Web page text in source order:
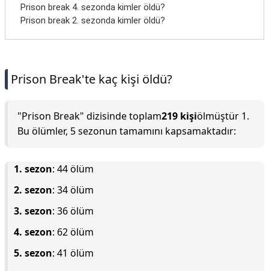
Prison break 4. sezonda kimler öldü?
Prison break 2. sezonda kimler öldü?
Prison Break'te kaç kişi öldü?
"Prison Break" dizisinde toplam219 kişiölmüştür 1.
Bu ölümler, 5 sezonun tamamını kapsamaktadır:
1. sezon: 44 ölüm
2. sezon: 34 ölüm
3. sezon: 36 ölüm
4. sezon: 62 ölüm
5. sezon: 41 ölüm